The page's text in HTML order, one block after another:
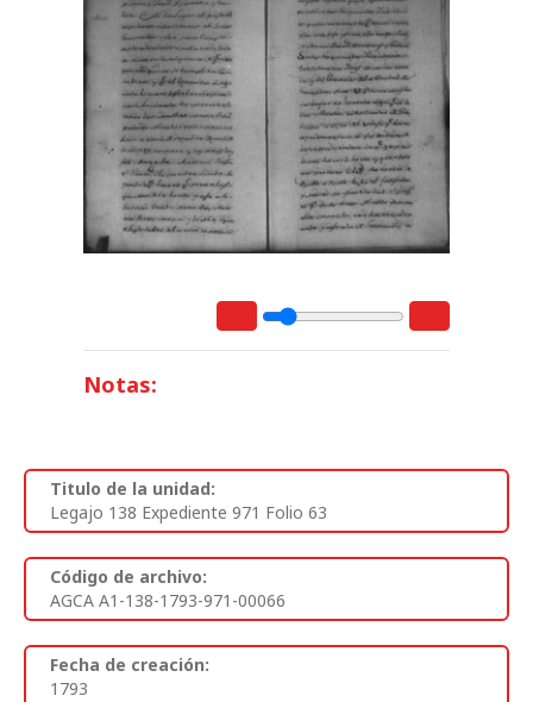
Notas:
Titulo de la unidad:
Legajo 138 Expediente 971 Folio 63
Código de archivo:
AGCA A1-138-1793-971-00066
Fecha de creación:
1793